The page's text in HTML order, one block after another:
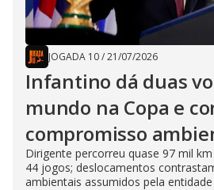
JOGADA 10/21/07/2026
Infantino dá duas
mundo na Copa e
compromisso
Dirigente percorreu quase 97 mil
44 jogos; deslocamentos
ambientais assumidos pela entidade